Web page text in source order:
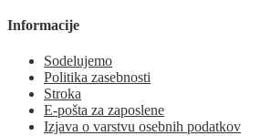
Informacije
Sodelujemo
Politika zasebnosti
Stroka
E-pošta za zaposlene
Izjava o varstvu osebnih podatkov